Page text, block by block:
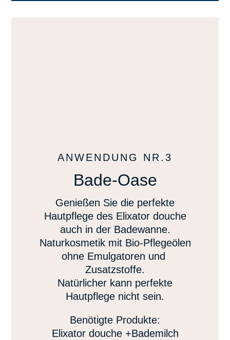
ANWENDUNG NR.3
Bade-Oase
Genießen Sie die perfekte
Hautpflege des Elixator douche
auch in der Badewanne.
Naturkosmetik mit Bio-Pflegeölen
ohne Emulgatoren und
Zusatzstoffe.
Natürlicher kann perfekte
Hautpflege nicht sein.
Benötigte Produkte:
Elixator douche +Bademilch